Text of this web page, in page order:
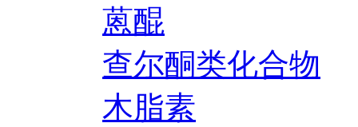
蒽醌
查尔酮类化合物
木脂素